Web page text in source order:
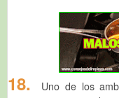
18.
Uno de los